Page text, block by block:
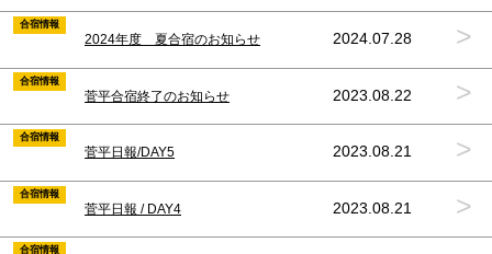
合宿情報
2024年度 夏合宿のお知らせ 2024.07.28 >
合宿情報
菅平合宿終了のお知らせ 2023.08.22 >
合宿情報
菅平日報/DAY5 2023.08.21 >
合宿情報
菅平日報 / DAY4 2023.08.21 >
合宿情報